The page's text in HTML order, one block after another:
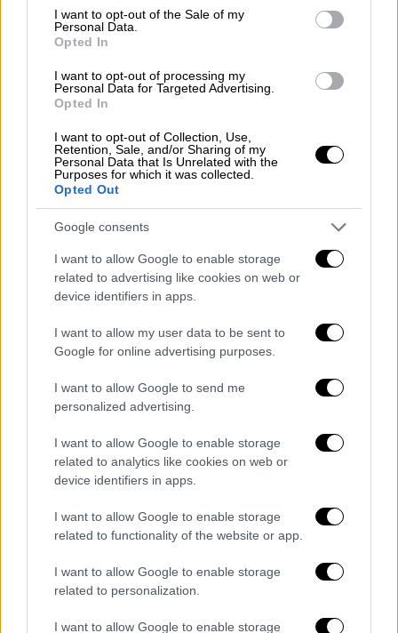
consent section.
I want to opt-out of the Sale of my
Personal Data.
Opted In
I want to opt-out of processing my
Personal Data for Targeted Advertising.
Opted In
I want to opt-out of Collection, Use,
Retention, Sale, and/or Sharing of my
Personal Data that Is Unrelated with the
Purposes for which it was collected.
Opted Out
Google consents
I want to allow Google to enable storage
related to advertising like cookies on web or
device identifiers in apps.
I want to allow my user data to be sent to
Google for online advertising purposes.
I want to allow Google to send me
personalized advertising.
I want to allow Google to enable storage
related to analytics like cookies on web or
device identifiers in apps.
I want to allow Google to enable storage
related to functionality of the website or app.
I want to allow Google to enable storage
related to personalization.
I want to allow Google to enable storage
02.11.2024 06:35
Συνδικαλιστικές διώξεις καταγγέλλουν
οι εργαζόμενοι Κτηματολόγιο: Πυρά
κατά της κυβέρνησης
Τι καταγγέλλει το σωματείο των
εργαζόμενων